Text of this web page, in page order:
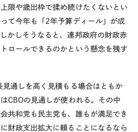
限や歳出枠で揉め続けたくないとい
て今年も「2年予算ディール」が成
かしそうなると、連邦政府の財政赤
ロールできるのかという懸念を残す
見通しを高く見積もる場合はともか
CBOの見通しが使われる。その中
共和党も民主党も、誰もが満足でき
財政支出拡大に頼ることになるなら